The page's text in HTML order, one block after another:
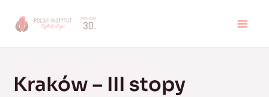
Kraków – III stopy